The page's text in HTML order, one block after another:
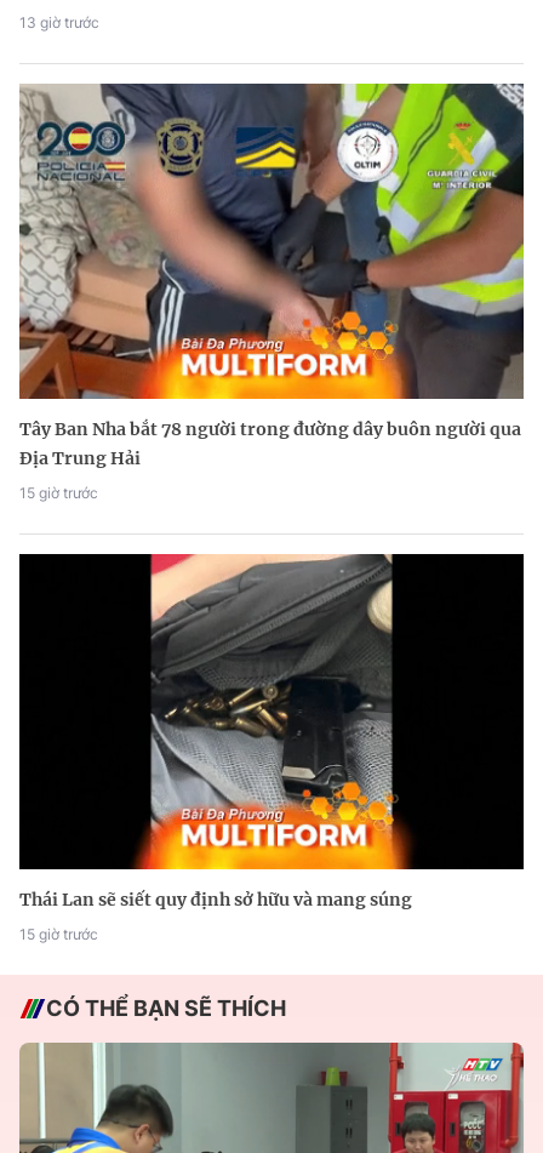
13 giờ trước
Tây Ban Nha bắt 78 người trong đường dây buôn người qua
Địa Trung Hải
15 giờ trước
Thái Lan sẽ siết quy định sở hữu và mang súng
15 giờ trước
CÓ THỂ BẠN SẼ THÍCH